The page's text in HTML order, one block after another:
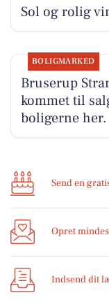
Sol og rolig
BOLIGMARKED
Bruserup
kommet til
boligerne her.
Send en
Opret
Indsend dit